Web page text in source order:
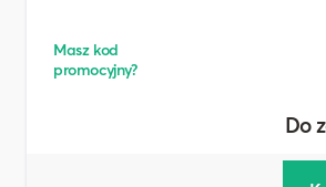
Masz kod
promocyjny?